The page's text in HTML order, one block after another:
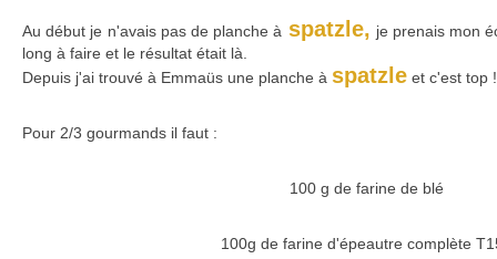
Au début je n'avais pas de planche à spatzle, je prenais mon
long à faire et le résultat était là.
Depuis j'ai trouvé à Emmaüs une planche à spatzle et c'est top !
Pour 2/3 gourmands il faut :
100 g de farine de blé
100g de farine d'épeautre complète